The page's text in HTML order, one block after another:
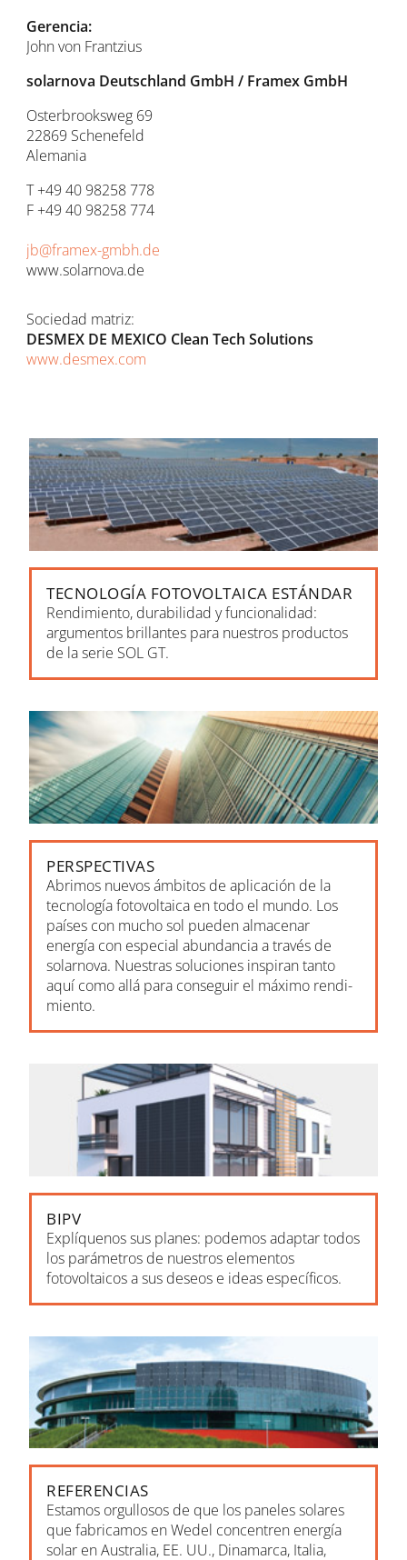
Gerencia:
John von Frantzius
solarnova Deutschland GmbH / Framex GmbH
Osterbrooksweg 69
22869 Schenefeld
Alemania
T +49 40 98258 778
F +49 40 98258 774
jb@framex-gmbh.de
www.solarnova.de
Sociedad matriz:
DESMEX DE MEXICO Clean Tech Solutions
www.desmex.com
TECNOLOGÍA FOTOVOLTAICA ESTÁNDAR
Rendimiento, durabilidad y funcionalidad:
argumentos brillantes para nuestros productos
de la serie SOL GT.
PERSPECTIVAS
Abrimos nuevos ám­bitos de apli­cación de la
tecno­logía foto­vol­taica en todo el mundo. Los
países con mucho sol pueden alma­cenar
energía con especial abun­dancia a través de
solarnova. Nuestras solu­ciones inspiran tanto
aquí como allá para conse­guir el máximo rendi­
miento.
BIPV
Explíquenos sus planes: podemos adaptar todos
los parámetros de nuestros elementos
fotovoltaicos a sus deseos e ideas específicos.
REFERENCIAS
Estamos orgul­losos de que los paneles solares
que fabri­camos en Wedel con­centren ener­gía
solar en Aus­tralia, EE. UU., Dina­marca, Italia,